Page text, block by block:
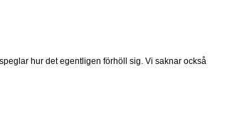
hur det egentligen förhöll sig. Vi saknar också